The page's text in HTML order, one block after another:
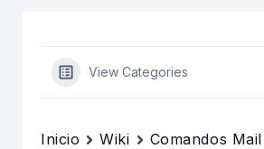
View Categories
Inicio Wiki
Comandos Mail